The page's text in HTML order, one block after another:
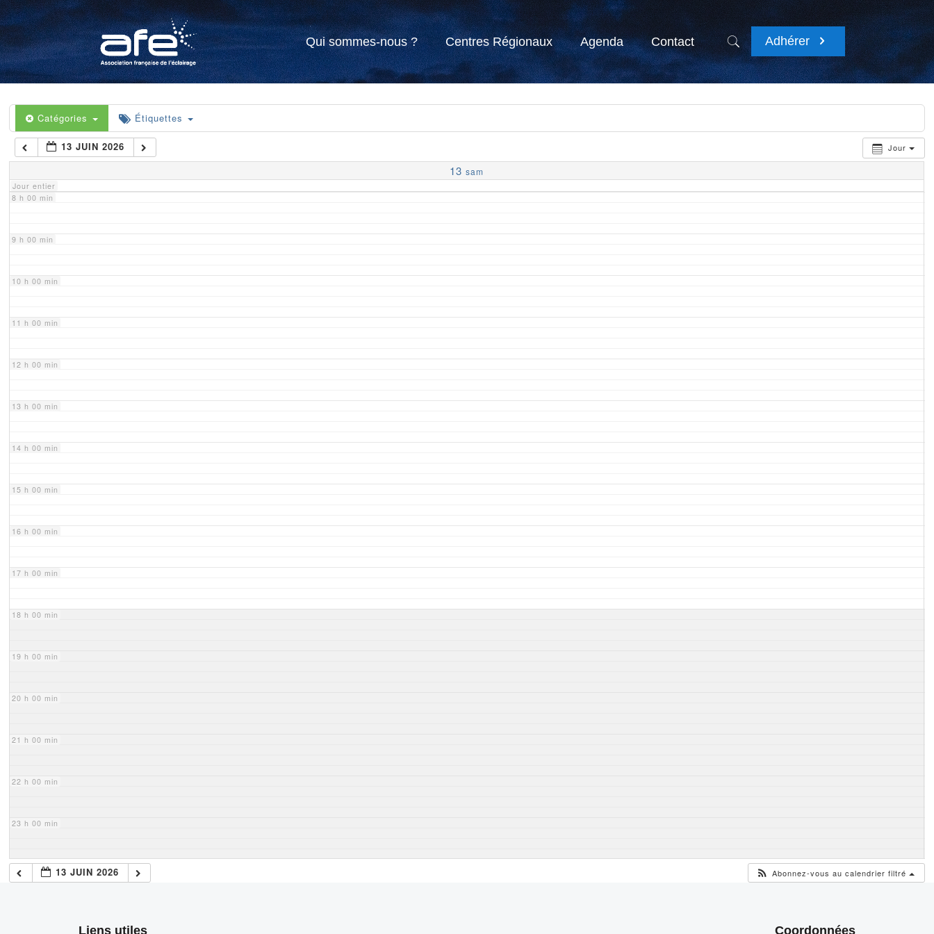
Qui sommes-nous ? Centres Régionaux Agenda Contact Adhérer
Catégories Étiquettes
Jour
13 JUIN 2026
13 sam
Jour entier
4 h 00 min
5 h 00 min
6 h 00 min
7 h 00 min
8 h 00 min
9 h 00 min
10 h 00 min
11 h 00 min
12 h 00 min
13 h 00 min
14 h 00 min
15 h 00 min
16 h 00 min
17 h 00 min
18 h 00 min
19 h 00 min
20 h 00 min
21 h 00 min
22 h 00 min
23 h 00 min
13 JUIN 2026 Abonnez-vous au calendrier filtré
Liens utiles Coordonnées